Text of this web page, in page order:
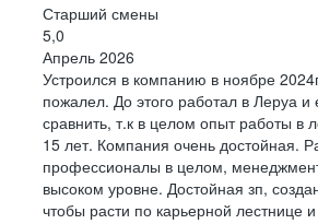
до100
заказов ежедневно
Твой успех –
наш
Личный наставник на
оригинальных товаров
Старший смены
5,0
Апрель 2026
Устроился в компанию в ноябре
пожалел. До этого работал в Леруа и
сравнить, т.к в целом опыт работы в
15 лет. Компания очень достойная.
профессионалы в целом,
высоком уровне. Достойная зп,
чтобы расти по карьерной лестнице